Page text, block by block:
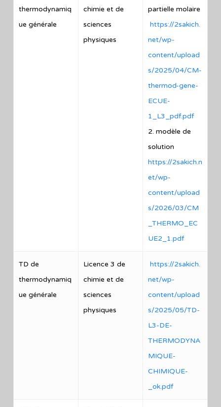
thermodynamiq
ue générale
chimie et de
sciences
physiques
partielle molaire
https://2sakich.
net/wp-
content/upload
s/2025/04/CM-
thermod-gene-
ECUE-
1_L3_pdf.pdf
2. modèle de
solution
https://2sakich.n
et/wp-
content/upload
s/2026/03/CM
_THERMO_EC
UE2_1.pdf
TD de
thermodynamiq
ue générale
Licence 3 de
chimie et de
sciences
physiques
https://2sakich.
net/wp-
content/upload
s/2025/05/TD-
L3-DE-
THERMODYNA
MIQUE-
CHIMIQUE-
_ok.pdf